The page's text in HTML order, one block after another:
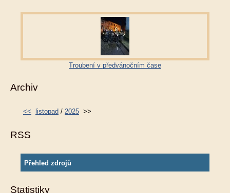
Troubení v předvánočním čase
Archiv
<< listopad / 2025 >>
RSS
Přehled zdrojů
Statistiky